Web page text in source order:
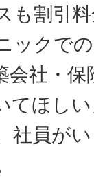
も割引
ックで
会社・
てほし
社員が